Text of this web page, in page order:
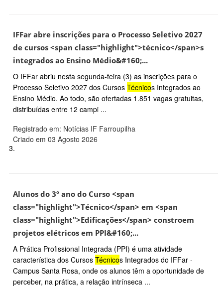
IFFar abre inscrições para o Processo Seletivo 2027
de cursos <span class="highlight">técnico</span>s
integrados ao Ensino Médio&#160;...
O IFFar abriu nesta segunda-feira (3) as inscrições para o
Processo Seletivo 2027 dos Cursos Técnicos Integrados ao
Ensino Médio. Ao todo, são ofertadas 1.851 vagas gratuitas,
distribuídas entre 12 campi ...
Registrado em: Notícias IF Farroupilha
Criado em 03 Agosto 2026
3.
Alunos do 3º ano do Curso <span
class="highlight">Técnico</span> em <span
class="highlight">Edificações</span> constroem
projetos elétricos em PPI&#160;...
A Prática Profissional Integrada (PPI) é uma atividade
característica dos Cursos Técnicos Integrados do IFFar -
Campus Santa Rosa, onde os alunos têm a oportunidade de
perceber, na prática, a relação intrínseca ...